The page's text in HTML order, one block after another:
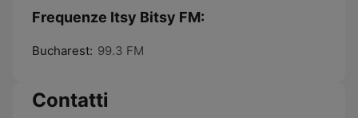
Frequenze Itsy Bitsy FM:
Bucharest: 99.3 FM
Contatti